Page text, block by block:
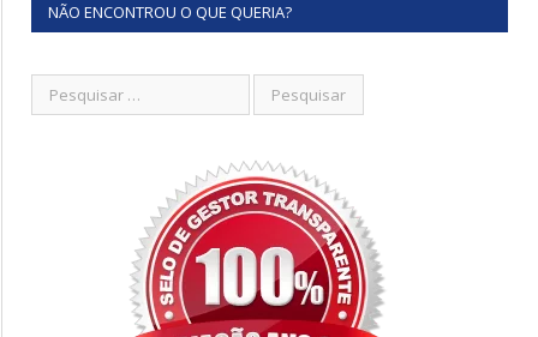
NÃO ENCONTROU O QUE QUERIA?